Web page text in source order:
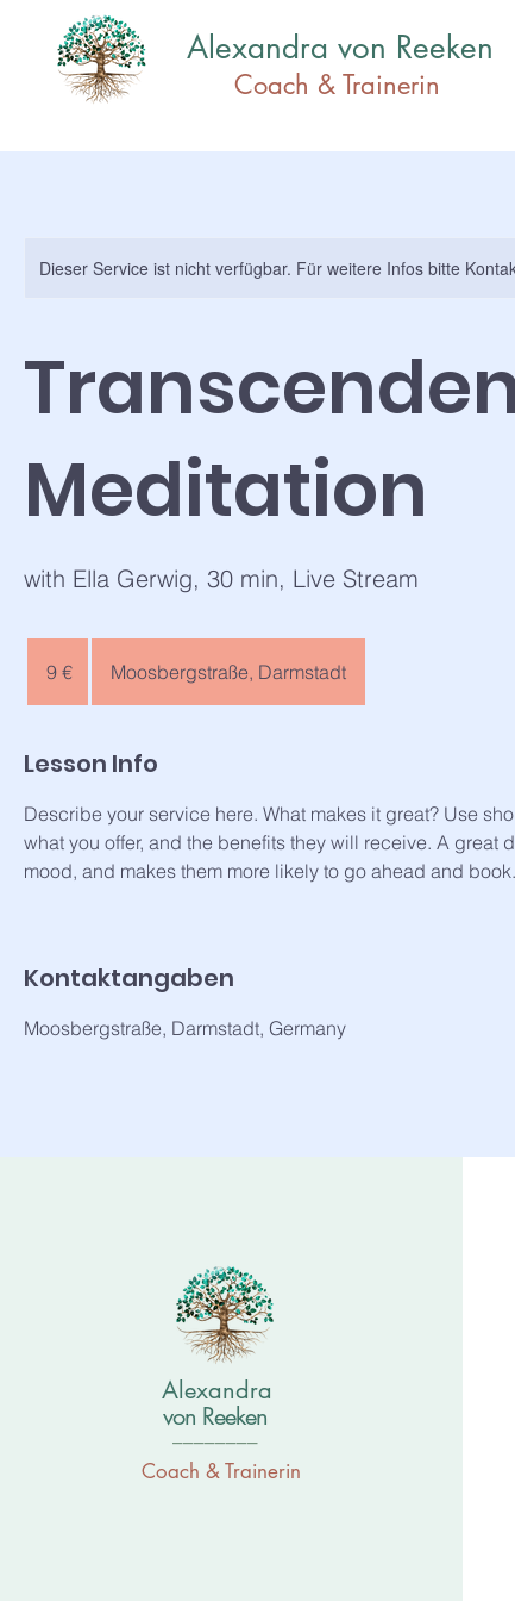
Alexandra von Reeken
Coach & Trainerin
Dieser Service ist nicht verfügbar. Für weitere Infos bitte
Meditation
with Ella Gerwig, 30 min, Live Stream
9 € Moosbergstraße, Darmstadt
Lesson Info
Describe your service here. What makes it great? Use
what you offer, and the benefits they will receive. A great
mood, and makes them more likely to go ahead and book.
Kontaktangaben
Moosbergstraße, Darmstadt, Germany
Alexandra
von Reeken
________
Coach & Trainerin